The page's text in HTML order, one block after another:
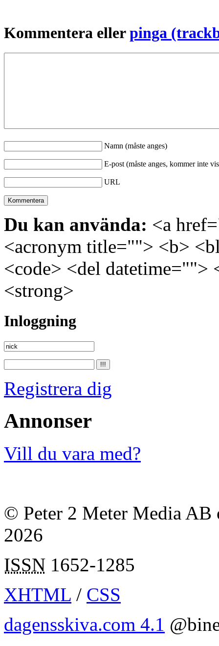
Kommentera ellerpinga
Namn (måste anges)
E-post (måste anges, kommer inte
URL
Du kan använda: <a
<acronym title=""> <b>
<code> <del
<strong>
Inloggning
Registrera dig
Annonser
Vill du vara med?
© Peter 2 Meter Media AB
2026
ISSN 1652-1285
XHTML / CSS
dagensskiva.com 4.1